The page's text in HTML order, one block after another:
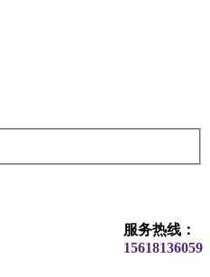
服务热线：
15618136059